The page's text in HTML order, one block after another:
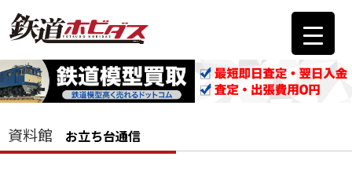
資料館 お立ち台通信